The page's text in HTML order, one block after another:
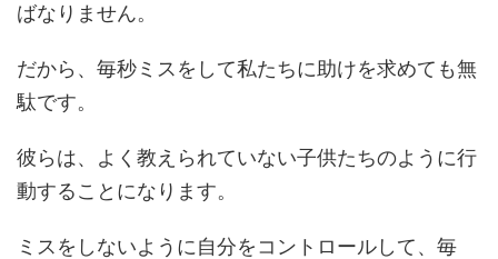
ばなりません。
だから、毎秒ミスをして私たちに助けを求めても無
駄です。
彼らは、よく教えられていない子供たちのように行
動することになります。
ミスをしないように自分をコントロールして、毎